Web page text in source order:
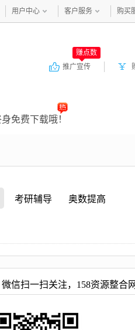
用户中心 客户服务 购买
推广宣传
赚点数
免费下载哦！
考研辅导 奥数提高
微信扫一扫关注，158资源整合网